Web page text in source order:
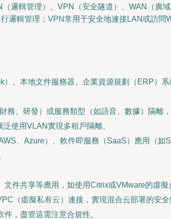
邏輯管理）、VPN（安全隧道）、WAN（廣域
邏輯管理；VPN常用于安全地連接LAN或訪問
）、本地文件服務器、企業資源規劃（ERP）
務、研發）或服務類型（如語音、數據）隔離
使用VLAN實現多租戶隔離。
、Azure）、軟件即服務（SaaS）應用（
件共享等應用，如使用Citrix或VMware的虛擬
（虛擬私有云）連接，實現混合云部署的安全
，盡管這需注意合規性。